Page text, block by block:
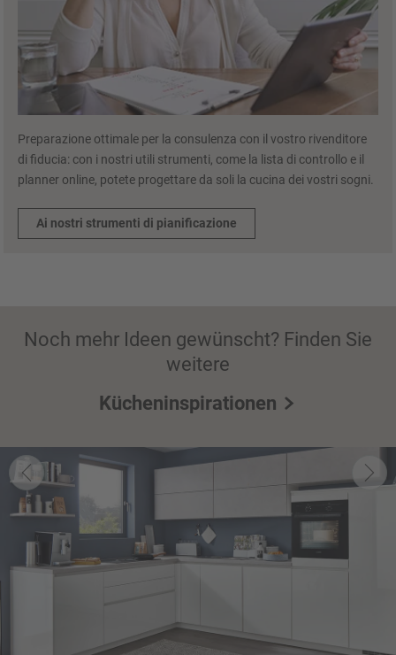
Preparazione ottimale per la consulenza con il vostro rivenditore
di fiducia: con i nostri utili strumenti, come la lista di controllo e il
planner online, potete progettare da soli la cucina dei vostri sogni.
Ai nostri strumenti di pianificazione
Noch mehr Ideen gewünscht? Finden Sie
weitere
Kücheninspirationen